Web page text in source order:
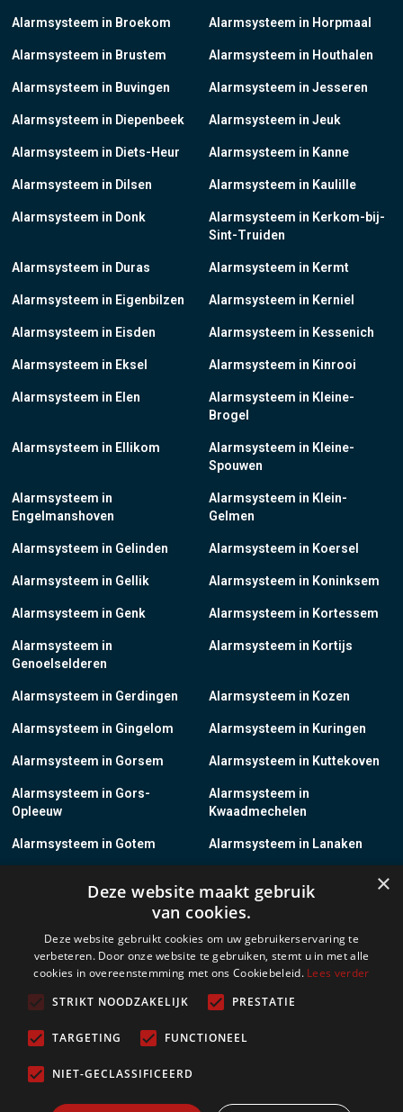
Alarmsysteem in Broekom
Alarmsysteem in Brustem
Alarmsysteem in Buvingen
Alarmsysteem in Diepenbeek
Alarmsysteem in Diets-Heur
Alarmsysteem in Dilsen
Alarmsysteem in Donk
Alarmsysteem in Duras
Alarmsysteem in Eigenbilzen
Alarmsysteem in Eisden
Alarmsysteem in Eksel
Alarmsysteem in Elen
Alarmsysteem in Ellikom
Alarmsysteem in
Engelmanshoven
Alarmsysteem in Gelinden
Alarmsysteem in Gellik
Alarmsysteem in Genk
Alarmsysteem in
Genoelselderen
Alarmsysteem in Gerdingen
Alarmsysteem in Gingelom
Alarmsysteem in Gorsem
Alarmsysteem in Gors-
Opleeuw
Alarmsysteem in Gotem
Alarmsysteem in Grote-
Brogel
Alarmsysteem in Grote-
Spouwen
Alarmsysteem in Horpmaal
Alarmsysteem in Houthalen
Alarmsysteem in Jesseren
Alarmsysteem in Jeuk
Alarmsysteem in Kanne
Alarmsysteem in Kaulille
Alarmsysteem in Kerkom-bij-
Sint-Truiden
Alarmsysteem in Kermt
Alarmsysteem in Kerniel
Alarmsysteem in Kessenich
Alarmsysteem in Kinrooi
Alarmsysteem in Kleine-
Brogel
Alarmsysteem in Kleine-
Spouwen
Alarmsysteem in Klein-
Gelmen
Alarmsysteem in Koersel
Alarmsysteem in Koninksem
Alarmsysteem in Kortessem
Alarmsysteem in Kortijs
Alarmsysteem in Kozen
Alarmsysteem in Kuringen
Alarmsysteem in Kuttekoven
Alarmsysteem in
Kwaadmechelen
Alarmsysteem in Lanaken
Alarmsysteem in
Leopoldsburg
Alarmsysteem in Leut
×
Deze website maakt gebruik
van cookies.
Deze website gebruikt cookies om uw gebruikerservaring te
verbeteren. Door onze website te gebruiken, stemt u in met alle
cookies in overeenstemming met ons Cookiebeleid. Lees verder
STRIKT NOODZAKELIJK
PRESTATIE
TARGETING FUNCTIONEEL
NIET-GECLASSIFICEERD